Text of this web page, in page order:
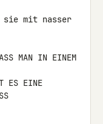
mit nasser
MAN IN EINEM
ES EINE